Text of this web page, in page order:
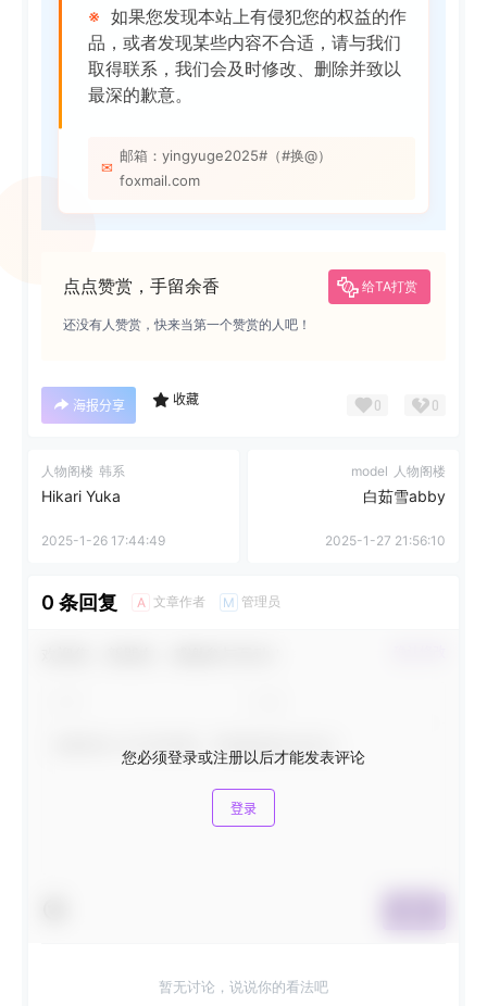
※ 如果您发现本站上有侵犯您的权益的作
品，或者发现某些内容不合适，请与我们
取得联系，我们会及时修改、删除并致以
最深的歉意。
✉
邮箱：yingyuge2025#（#换@）
foxmail.com
点点赞赏，手留余香 给TA打赏
还没有人赞赏，快来当第一个赞赏的人吧！
海报分享 收藏 0 0
人物阁楼 韩系
Hikari Yuka
2025-1-26 17:44:49
model 人物阁楼
白茹雪abby
2025-1-27 21:56:10
0 条回复 A 文章作者 M 管理员
您必须登录或注册以后才能发表评论
登录
暂无讨论，说说你的看法吧